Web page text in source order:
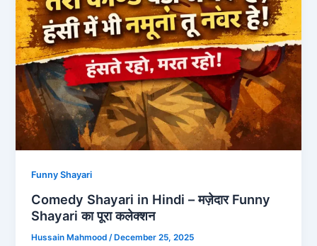
Funny Shayari
Comedy Shayari in Hindi – मज़ेदार Funny
Shayari का पूरा कलेक्शन
Hussain Mahmood /December 25, 2025